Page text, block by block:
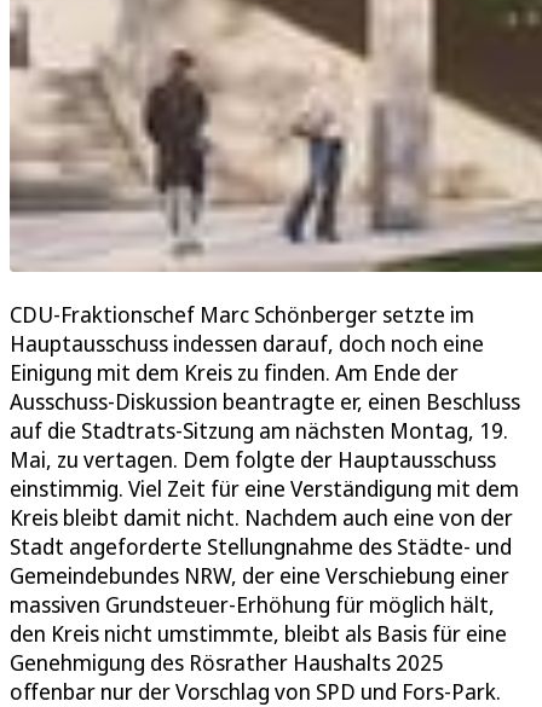
CDU-Fraktionschef Marc Schönberger setzte im
Hauptausschuss indessen darauf, doch noch eine
Einigung mit dem Kreis zu finden. Am Ende der
Ausschuss-Diskussion beantragte er, einen Beschluss
auf die Stadtrats-Sitzung am nächsten Montag, 19.
Mai, zu vertagen. Dem folgte der Hauptausschuss
einstimmig. Viel Zeit für eine Verständigung mit dem
Kreis bleibt damit nicht. Nachdem auch eine von der
Stadt angeforderte Stellungnahme des Städte- und
Gemeindebundes NRW, der eine Verschiebung einer
massiven Grundsteuer-Erhöhung für möglich hält,
den Kreis nicht umstimmte, bleibt als Basis für eine
Genehmigung des Rösrather Haushalts 2025
offenbar nur der Vorschlag von SPD und Fors-Park.